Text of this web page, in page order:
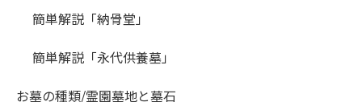
簡単解説「納骨堂」
簡単解説「永代供養墓」
お墓の種類/霊園墓地と墓石